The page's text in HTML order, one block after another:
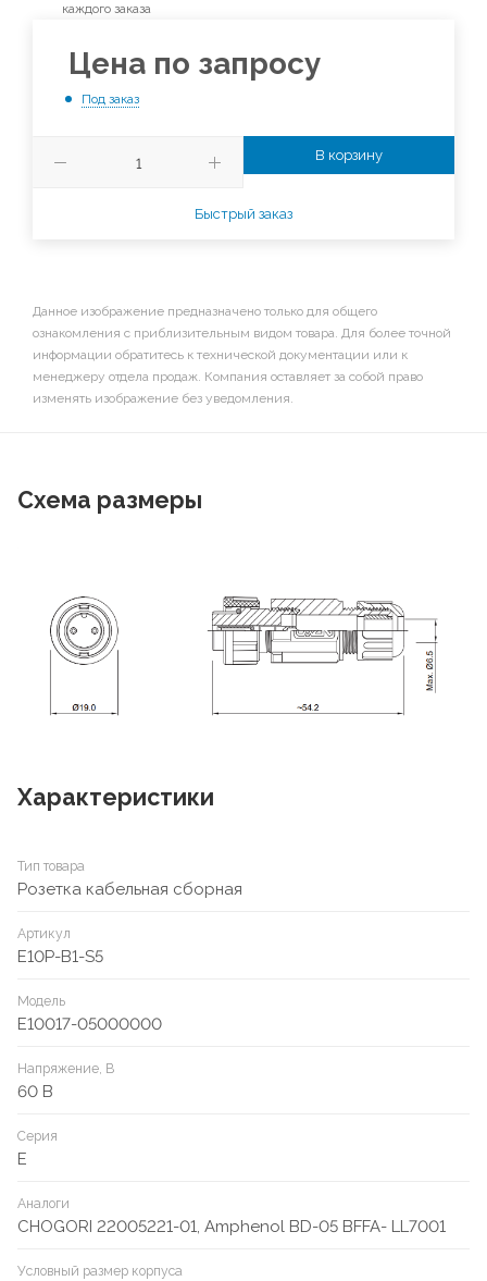
каждого заказа
Цена по запросу
Под заказ
В корзину
Быстрый заказ
Данное изображение предназначено только для общего
ознакомления с приблизительным видом товара. Для более точной
информации обратитесь к технической документации или к
менеджеру отдела продаж. Компания оставляет за собой право
изменять изображение без уведомления.
Схема размеры
Характеристики
Тип товара
Розетка кабельная сборная
Артикул
E10P-B1-S5
Модель
E10017-05000000
Напряжение, В
60 В
Серия
E
Аналоги
CHOGORI 22005221-01, Amphenol BD-05 BFFA- LL7001
Условный размер корпуса